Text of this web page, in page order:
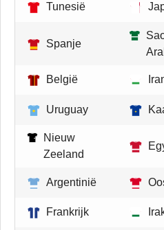
Tunesië
Spanje
België
Uruguay
Nieuw
Zeeland
Argentinië
Frankrijk